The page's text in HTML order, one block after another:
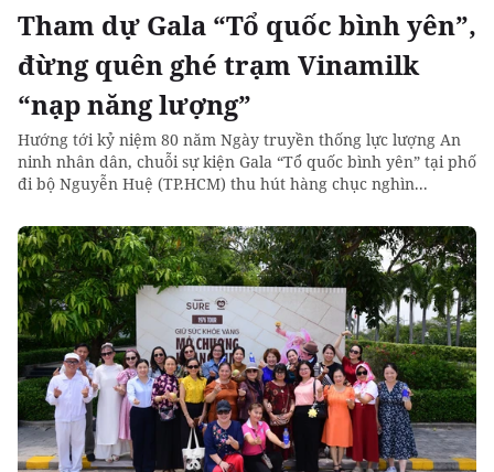
Tham dự Gala “Tổ quốc bình yên”,
đừng quên ghé trạm Vinamilk
“nạp năng lượng”
Hướng tới kỷ niệm 80 năm Ngày truyền thống lực lượng An
ninh nhân dân, chuỗi sự kiện Gala “Tổ quốc bình yên” tại phố
đi bộ Nguyễn Huệ (TP.HCM) thu hút hàng chục nghìn...